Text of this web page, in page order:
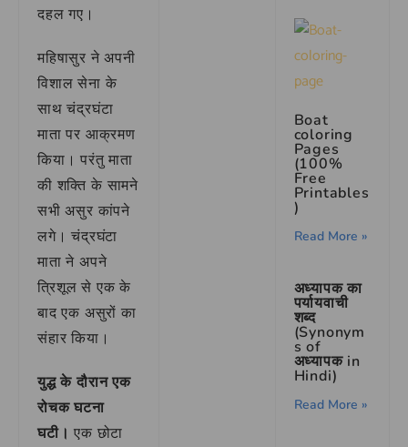
दहल गए।
महिषासुर ने अपनी
विशाल सेना के
साथ चंद्रघंटा
माता पर आक्रमण
किया। परंतु माता
की शक्ति के सामने
सभी असुर कांपने
लगे। चंद्रघंटा
माता ने अपने
त्रिशूल से एक के
बाद एक असुरों का
संहार किया।
युद्ध के दौरान एक
रोचक घटना
घटी। एक छोटा
Boat
coloring
Pages
(100%
Free
Printables
)
Read More »
अध्यापक का
पर्यायवाची
शब्द
(Synonym
s of
अध्यापक in
Hindi)
Read More »